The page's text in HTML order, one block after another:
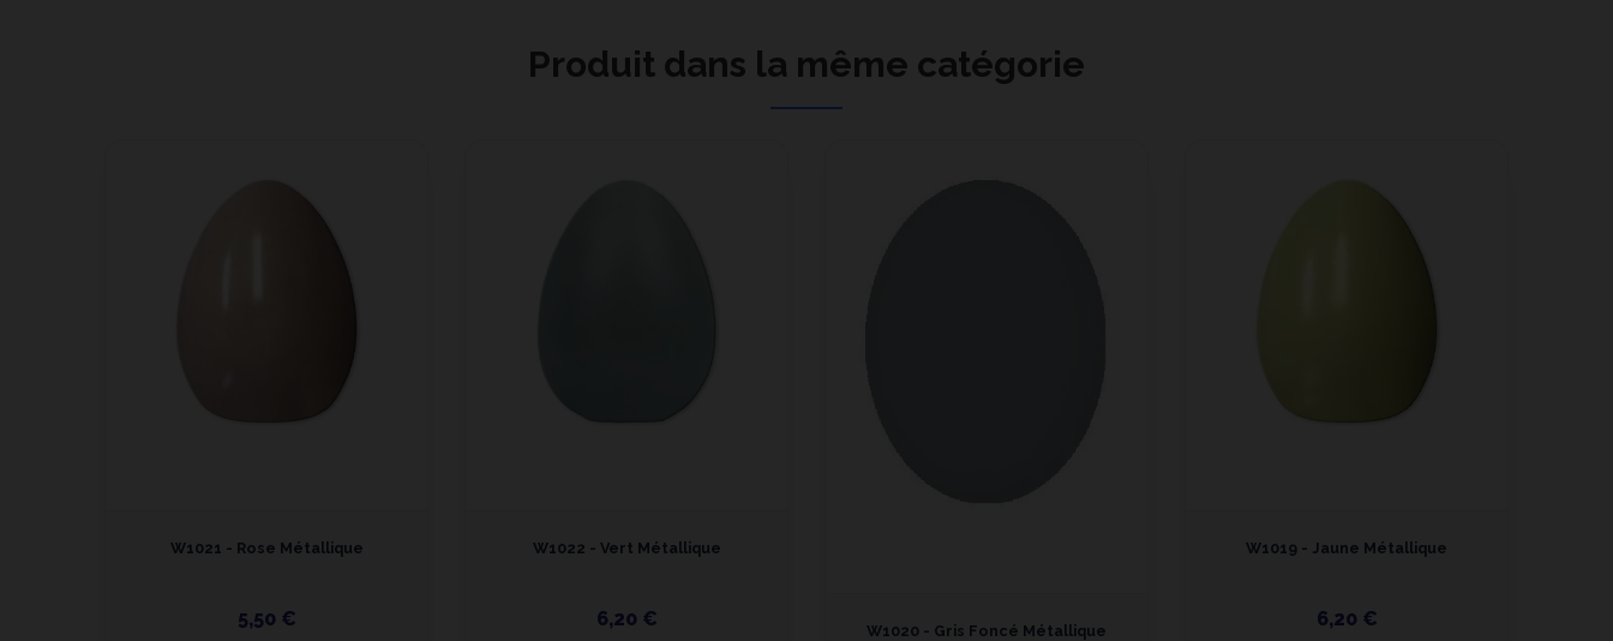
Produit dans la même catégorie
W1021 - Rose Métallique
5,50 €
W1022 - Vert Métallique
6,20 €
W1020 - Gris Foncé Métallique
W1019 - Jaune Métallique
6,20 €